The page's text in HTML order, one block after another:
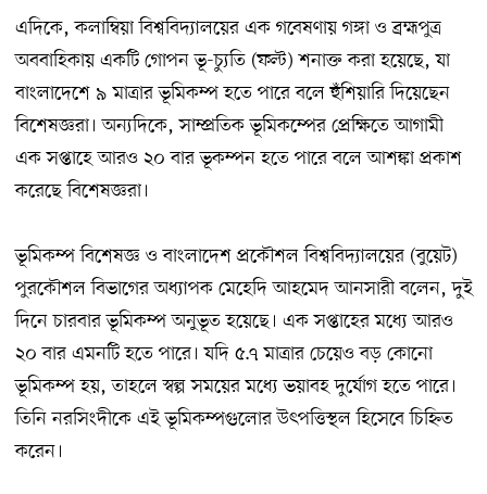
এদিকে, কলাম্বিয়া বিশ্ববিদ্যালয়ের এক গবেষণায় গঙ্গা ও ব্রহ্মপুত্র
অববাহিকায় একটি গোপন ভূ-চ্যুতি (ফল্ট) শনাক্ত করা হয়েছে, যা
বাংলাদেশে ৯ মাত্রার ভূমিকম্প হতে পারে বলে হুঁশিয়ারি দিয়েছেন
বিশেষজ্ঞরা। অন্যদিকে, সাম্প্রতিক ভূমিকম্পের প্রেক্ষিতে আগামী
এক সপ্তাহে আরও ২০ বার ভূকম্পন হতে পারে বলে আশঙ্কা প্রকাশ
করেছে বিশেষজ্ঞরা।
ভূমিকম্প বিশেষজ্ঞ ও বাংলাদেশ প্রকৌশল বিশ্ববিদ্যালয়ের (বুয়েট)
পুরকৌশল বিভাগের অধ্যাপক মেহেদি আহমেদ আনসারী বলেন, দুই
দিনে চারবার ভূমিকম্প অনুভূত হয়েছে। এক সপ্তাহের মধ্যে আরও
২০ বার এমনটি হতে পারে। যদি ৫.৭ মাত্রার চেয়েও বড় কোনো
ভূমিকম্প হয়, তাহলে স্বল্প সময়ের মধ্যে ভয়াবহ দুর্যোগ হতে পারে।
তিনি নরসিংদীকে এই ভূমিকম্পগুলোর উৎপত্তিস্থল হিসেবে চিহ্নিত
করেন।